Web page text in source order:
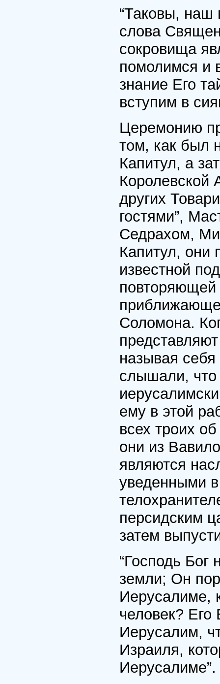
“Таковы, наш
слова
сокровища
помолимся и
знание Его
вступим в
Церемонию
том, как был
Капитул, а
Королевской
других
гостями”,
Седрахом,
Капитул, они
известной
повторяющей
Соломона.
называя
слышали, что
ему в этой
всех троих
они из
являются
уведенными
персидским
затем
“Господь Бог
земли; Он
Иерусалиме,
человек? Его
Иерусалим,
Израиля,
Иерусалиме”.